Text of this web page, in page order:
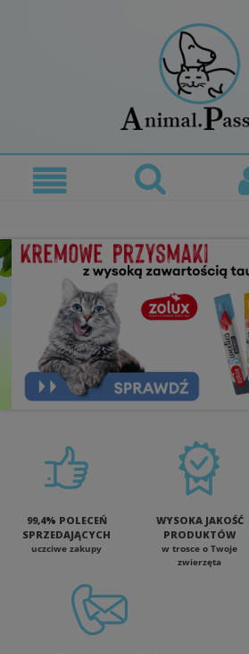
99,4% POLECEŃ
SPRZEDAJĄCYCH
uczciwe zakupy
WYSOKA JAKOŚĆ
PRODUKTÓW
w trosce o Twoje
zwierzęta